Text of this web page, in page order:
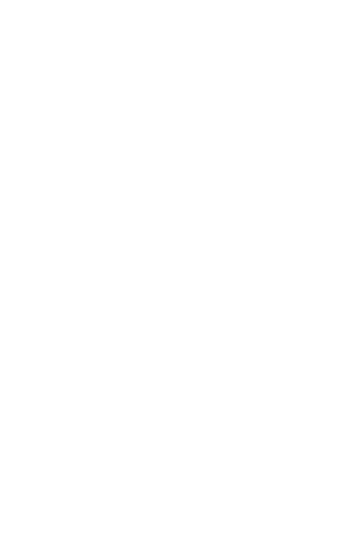
soient à jour et correctement
sécurité via Multisafepay.
réglementation en vigueur. Vous
et de rectification de vos
dans le cadre du ou des contrats
ainsi que l’historique de vos
à caractère personnel par